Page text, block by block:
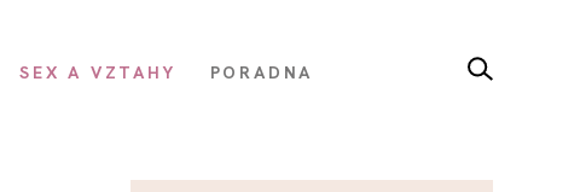
SEX A VZTAHY PORADNA